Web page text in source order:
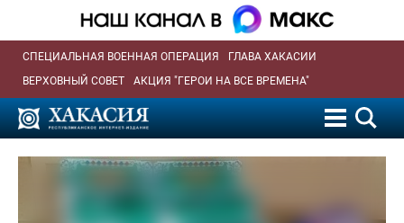
СПЕЦИАЛЬНАЯ ВОЕННАЯ ОПЕРАЦИЯ
ГЛАВА ХАКАСИИ
ВЕРХОВНЫЙ СОВЕТ
АКЦИЯ "ГЕРОИ НА ВСЕ ВРЕМЕНА"